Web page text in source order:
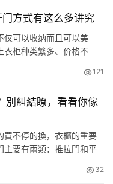
方式有这么多讲究
仅可以收纳而且可以美
衣柜种类繁多、价格不
定主意了。接下来，小
多，给家定制衣柜不用
121
別糾結瞭，看看你傢
買不停的換，衣櫃的重要
主要有兩類：推拉門和平
有一個肯定的答案，接
32